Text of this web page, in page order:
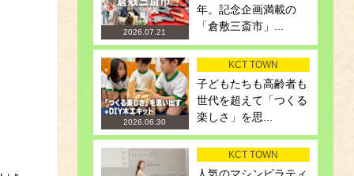
2026.07.21
年。記念企画満載の
「倉敷三斎市」...
2026.06.30
KCT TOWN
子どもたちも高齢者も
世代を超えて「つくる
楽しさ」を思...
KCT TOWN